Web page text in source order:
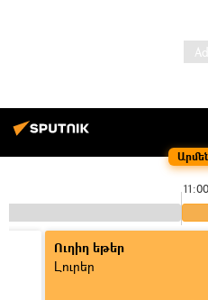
11:00
Ուղիղ եթեր
Լուրեր